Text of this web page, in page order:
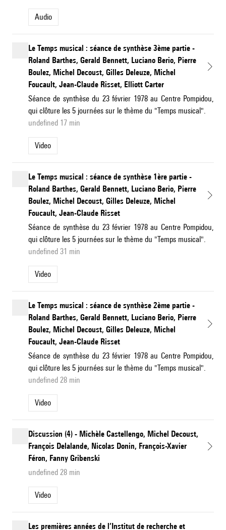
Audio
Le Temps musical : séance de synthèse 3ème partie -
Roland Barthes, Gerald Bennett, Luciano Berio, Pierre
Boulez, Michel Decoust, Gilles Deleuze, Michel
Foucault, Jean-Claude Risset, Elliott Carter
Séance de synthèse du 23 février 1978 au Centre Pompidou,
qui clôture les 5 journées sur le thème du "Temps musical".
undefined 17 min
Video
Le Temps musical : séance de synthèse 1ère partie -
Roland Barthes, Gerald Bennett, Luciano Berio, Pierre
Boulez, Michel Decoust, Gilles Deleuze, Michel
Foucault, Jean-Claude Risset
Séance de synthèse du 23 février 1978 au Centre Pompidou,
qui clôture les 5 journées sur le thème du "Temps musical".
undefined 31 min
Video
Le Temps musical : séance de synthèse 2ème partie -
Roland Barthes, Gerald Bennett, Luciano Berio, Pierre
Boulez, Michel Decoust, Gilles Deleuze, Michel
Foucault, Jean-Claude Risset
Séance de synthèse du 23 février 1978 au Centre Pompidou,
qui clôture les 5 journées sur le thème du "Temps musical".
undefined 28 min
Video
Discussion (4) - Michèle Castellengo, Michel Decoust,
François Delalande, Nicolas Donin, François-Xavier
Féron, Fanny Gribenski
undefined 28 min
Video
Les premières années de l’Institut de recherche et